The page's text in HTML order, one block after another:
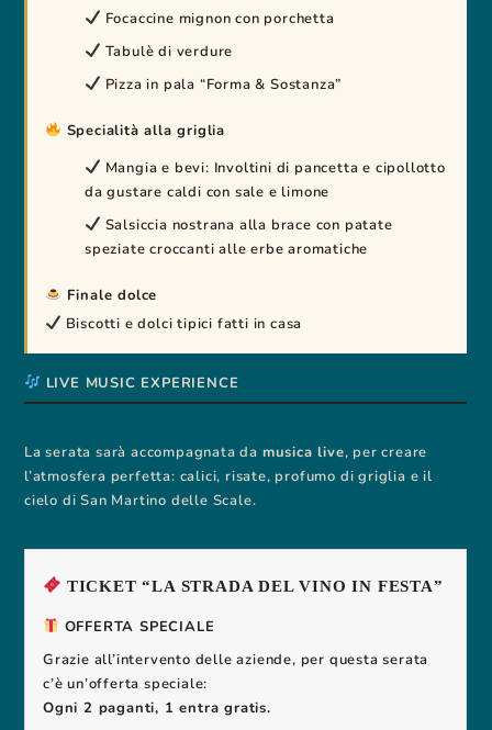
Focaccine mignon con porchetta
Tabulè di verdure
Pizza in pala “Forma & Sostanza”
Specialità alla griglia
Mangia e bevi: Involtini di pancetta e cipollotto
da gustare caldi con sale e limone
Salsiccia nostrana alla brace con patate
speziate croccanti alle erbe aromatiche
Finale dolce
Biscotti e dolci tipici fatti in casa
LIVE MUSIC EXPERIENCE
La serata sarà accompagnata da musica live, per creare
l’atmosfera perfetta: calici, risate, profumo di griglia e il
cielo di San Martino delle Scale.
TICKET “LA STRADA DEL VINO IN FESTA”
OFFERTA SPECIALE
Grazie all’intervento delle aziende, per questa serata
c’è un’offerta speciale:
Ogni 2 paganti, 1 entra gratis.